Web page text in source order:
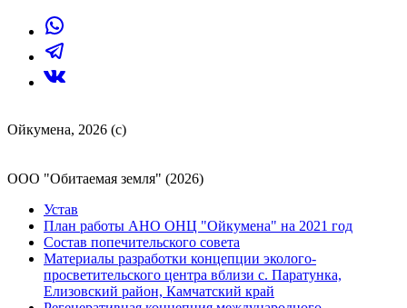
Ойкумена, 2026 (с)
ООО "Обитаемая земля" (2026)
Устав
План работы АНО ОНЦ "Ойкумена" на 2021 год
Состав попечительского совета
Материалы разработки концепции эколого-
просветительского центра вблизи с. Паратунка,
Елизовский район, Камчатский край